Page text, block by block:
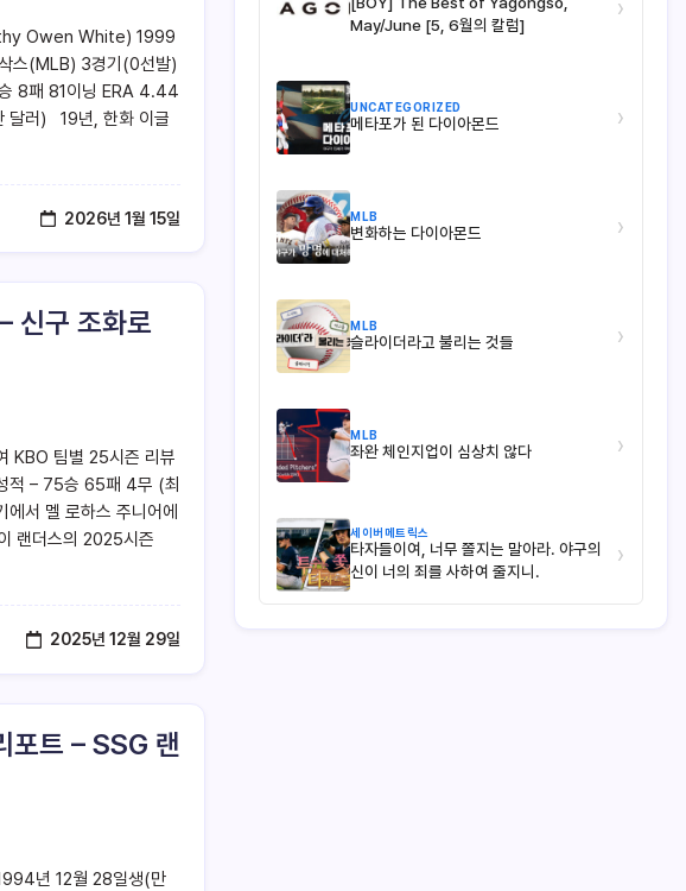
Owen White) 1999
스(MLB) 3경기(0선발)
8패 81이닝 ERA 4.44
달러) 19년, 한화 이글
2026년 1월 15일
신구 조화로
KBO 팀별 25시즌 리뷰
적 – 75승 65패 4무 (최
서 멜 로하스 주니어에
랜더스의 2025시즌
2025년 12월 29일
포트 – SSG 랜
년 12월 28일생(만
May/June [5, 6월의 칼럼]
›
UNCATEGORIZED
메타포가 된 다이아몬드 ›
MLB
변화하는 다이아몬드 ›
MLB
슬라이더라고 불리는 것들 ›
MLB
좌완 체인지업이 심상치 않다 ›
세이버메트릭스
타자들이여, 너무 쫄지는 말아라. 야구의
신이 너의 죄를 사하여 줄지니.
›